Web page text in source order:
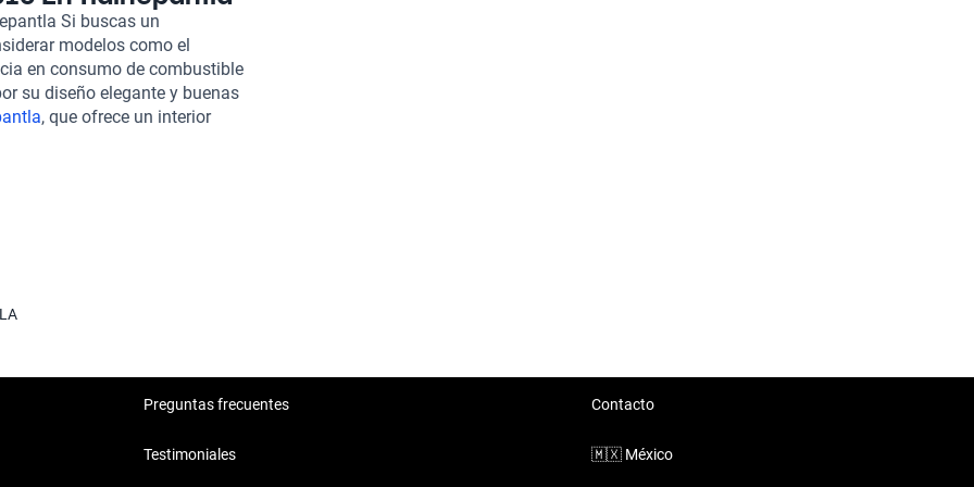
de calidad, sino que
de garantía adaptados a tus
permitiéndote explorar y
está siempre
garantía extendida para
y aprovecha las
Si buscas un
modelos como el
en consumo de combustible
su diseño elegante y buenas
, que ofrece un interior
y la versatilidad que
Preguntas frecuentes
Testimoniales
Contacto
🇲🇽 México